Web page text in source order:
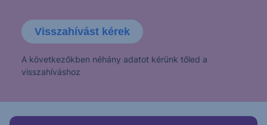
Visszahívást kérek
A következőkben néhány adatot kérünk tőled a
visszahíváshoz